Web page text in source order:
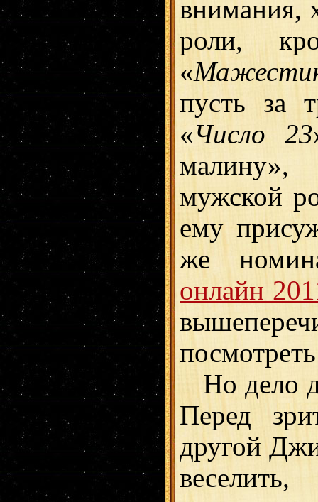
внимания,
роли,
«
пусть за
«Число 23
малину»,
мужской
ему
же
онлайн
Но дело
Перед
другой